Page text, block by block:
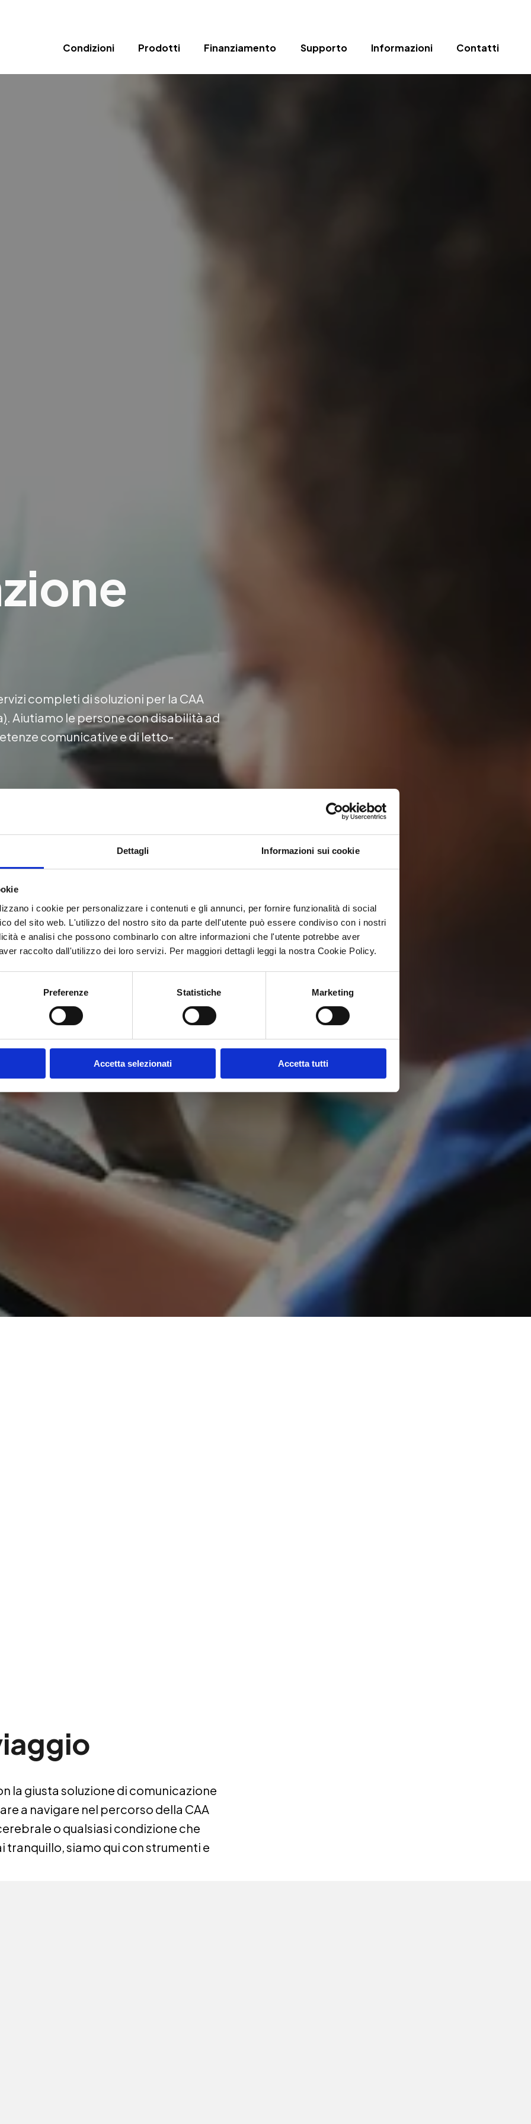
Dettagli Informazioni sui cookie
i cookie per personalizzare i contenuti e gli annunci, per fornire funzionalità di social
del sito web. L'utilizzo del nostro sito da parte dell'utente può essere condiviso con i nostri
e analisi che possono combinarlo con altre informazioni che l'utente potrebbe aver
raccolto dall'utilizzo dei loro servizi. Per maggiori dettagli leggi la nostra Cookie Policy.
Preferenze Statistiche Marketing
Accetta selezionati Accetta tutti
Condizioni Prodotti Finanziamento Supporto Informazioni Contatti
completi di soluzioni per la CAA
) . Aiutiamo le persone con disabilità ad
comunicative e di letto-
la giusta soluzione di comunicazione
a navigare nel percorso della CAA
o qualsiasi condizione che
siamo qui con strumenti e